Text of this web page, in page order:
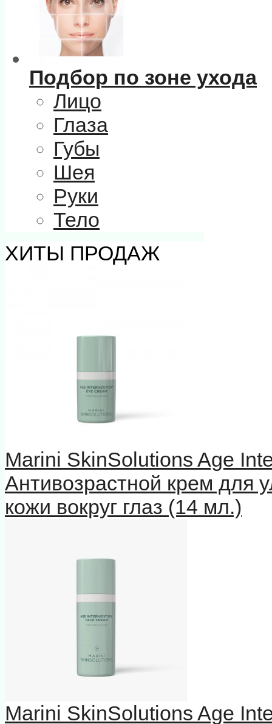
Подбор по зоне ухода
Лицо
Глаза
Губы
Шея
Руки
Тело
ХИТЫ ПРОДАЖ
Marini SkinSolutions Age
Антивозрастной крем для
кожи вокруг глаз (14 мл.)
Marini SkinSolutions Age